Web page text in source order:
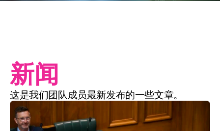
新闻
这是我们团队成员最新发布的一些文章。